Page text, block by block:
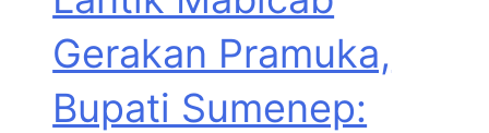
Gerakan Pramuka,
Bupati Sumenep: